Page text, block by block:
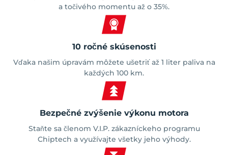
a točivého momentu až o 35%.
10 ročné skúsenosti
Vďaka našim úpravám môžete ušetriť až 1 liter paliva na
každých 100 km.
Bezpečné zvýšenie výkonu motora
Staňte sa členom V.I.P. zákazníckeho programu
Chiptech a využívajte všetky jeho výhody.